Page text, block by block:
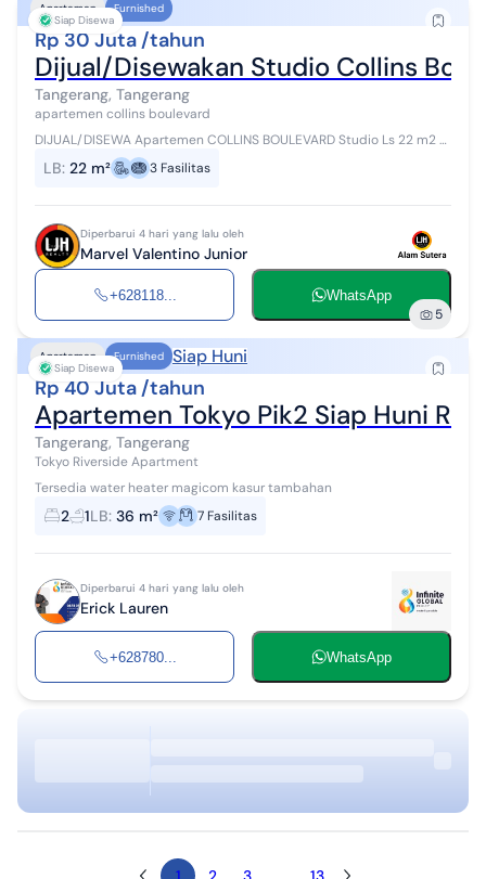
Siap Disewa
Apartemen Furnished
Rp 30 Juta /tahun
Dijual/Disewakan Studio Collins
Tangerang, Tangerang
apartemen collins boulevard
DIJUAL/DISEWA Apartemen COLLINS BOULEVARD Studio Ls 22 m2 Lt
LB: 22 m² 3 Fasilitas
Diperbarui 4 hari yang lalu oleh
Marvel Valentino Junior
+628118... WhatsApp
5
Siap Disewa
Apartemen Furnished Siap Huni
Rp 40 Juta /tahun
Apartemen Tokyo Pik2 Siap Huni
Tangerang, Tangerang
Tokyo Riverside Apartment
Tersedia water heater magicom kasur tambahan
2 1LB: 36 m² 7 Fasilitas
Diperbarui 4 hari yang lalu oleh
Erick Lauren
+628780... WhatsApp